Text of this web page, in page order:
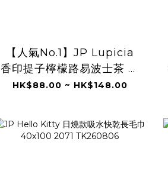
【人氣No.1】JP Lupicia
香印提子檸檬路易波士茶 冷
泡茶包 9224 TK260806
HK$88.00 ~ HK$148.00